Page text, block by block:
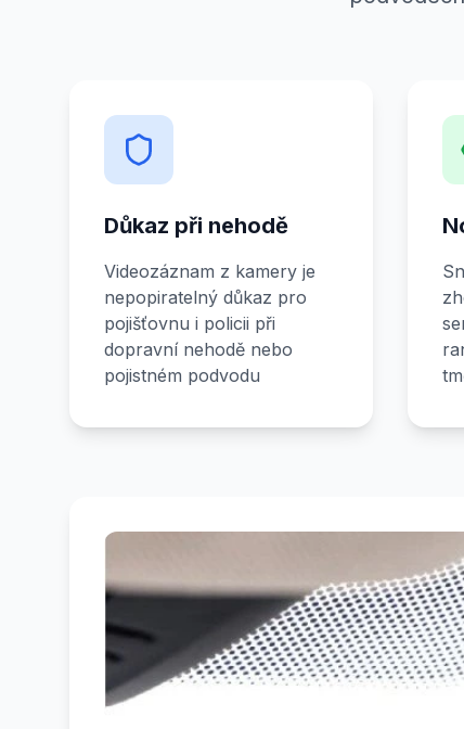
Důkaz při nehodě
Videozáznam z kamery je
nepopiratelný důkaz pro
pojišťovnu i policii při
dopravní nehodě nebo
pojistném podvodu